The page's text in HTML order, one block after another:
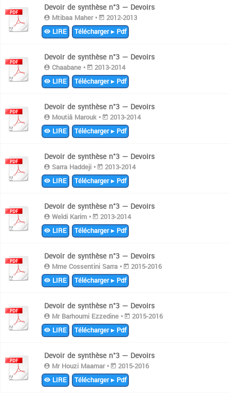
Devoir de synthèse n°3 — Devoirs
Mtibaa Maher •
2012-2013
LIRE Télécharger ▸ Pdf
Devoir de synthèse n°3 — Devoirs
Chaabane •
2013-2014
LIRE Télécharger ▸ Pdf
Devoir de synthèse n°3 — Devoirs
Moutiâ Marouk •
2013-2014
LIRE Télécharger ▸ Pdf
Devoir de synthèse n°3 — Devoirs
Sarra Haddeji •
2013-2014
LIRE Télécharger ▸ Pdf
Devoir de synthèse n°3 — Devoirs
Weldi Karim •
2013-2014
LIRE Télécharger ▸ Pdf
Devoir de synthèse n°3 — Devoirs
Mme Cossentini Sarra •
2015-2016
LIRE Télécharger ▸ Pdf
Devoir de synthèse n°3 — Devoirs
Mr Barhoumi Ezzedine •
2015-2016
LIRE Télécharger ▸ Pdf
Devoir de synthèse n°3 — Devoirs
Mr Houzi Maamar •
2015-2016
LIRE Télécharger ▸ Pdf